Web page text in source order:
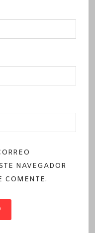
NAVEGADOR
COMENTE.